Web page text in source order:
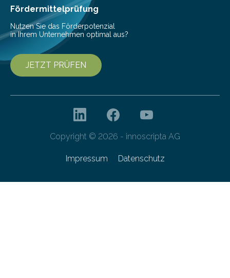
Fördermittelprüfung
Nutzen Sie das Förderpotenzial
in Ihrem Unternehmen optimal aus?
JETZT PRÜFEN
Copyright © 2026 - innoscripta AG
Impressum Datenschutz